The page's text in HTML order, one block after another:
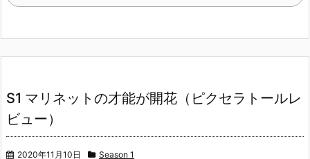
S1 マリネットの才能が開花（ピクセラトールレ
ビュー）
2020年11月10日 Season 1